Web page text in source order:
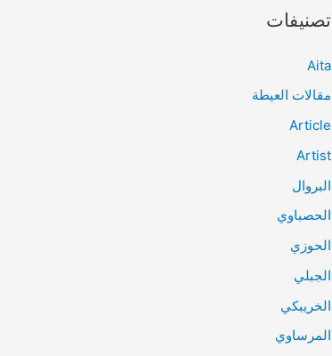
تصنيفات
Aita
مقالات العيطة
Article
Artist
البروال
الحصباوي
الحوزي
الجبلي
الخريبكي
المرساوي